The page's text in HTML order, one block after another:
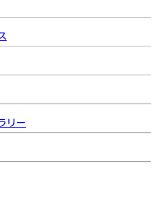
リー